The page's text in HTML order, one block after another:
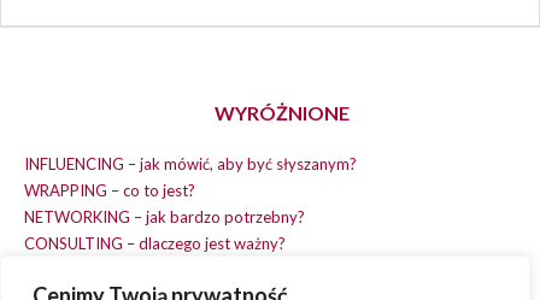
WYRÓŻNIONE
INFLUENCING – jak mówić, aby być słyszanym?
WRAPPING – co to jest?
NETWORKING – jak bardzo potrzebny?
CONSULTING – dlaczego jest ważny?